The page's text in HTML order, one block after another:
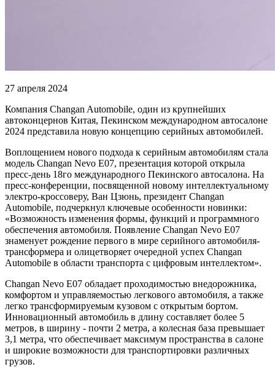
27 апреля 2024
Компания Changan Automobile, один из крупнейших
автоконцернов Китая, Пекинском международном автосалоне
2024 представила новую концепцию серийных автомобилей.
Воплощением нового подхода к серийным автомобилям стала
модель Changan Nevo E07, презентация которой открыла
пресс-день 18го международного Пекинского автосалона. На
пресс-конференции, посвященной новому интеллектуальному
электро-кроссоверу, Ван Цзюнь, президент Changan
Automobile, подчеркнул ключевые особенности новинки:
«Возможность изменения формы, функций и программного
обеспечения автомобиля. Появление Changan Nevo E07
знаменует рождение первого в мире серийного автомобиля-
трансформера и олицетворяет очередной успех Changan
Automobile в области транспорта с цифровым интеллектом».
Changan Nevo E07 обладает проходимостью внедорожника,
комфортом и управляемостью легкового автомобиля, а также
легко трансформируемым кузовом с открытым бортом.
Инновационный автомобиль в длину составляет более 5
метров, в ширину - почти 2 метра, а колесная база превышает
3,1 метра, что обеспечивает максимум пространства в салоне
и широкие возможности для транспортировки различных
грузов.